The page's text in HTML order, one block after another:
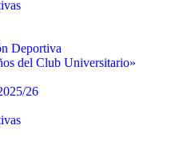
Deportiva
del Club Universitario»
26